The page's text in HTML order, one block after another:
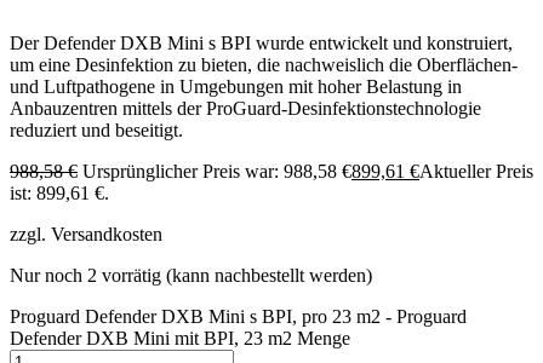
Der Defender DXB Mini s BPI wurde entwickelt und konstruiert,
um eine Desinfektion zu bieten, die nachweislich die Oberflächen-
und Luftpathogene in Umgebungen mit hoher Belastung in
Anbauzentren mittels der ProGuard-Desinfektionstechnologie
reduziert und beseitigt.
988,58€ Ursprünglicher Preis war: 988,58 €899,61 €Aktueller Preis
ist: 899,61 €.
zzgl. Versandkosten
Nur noch 2 vorrätig (kann nachbestellt werden)
Proguard Defender DXB Mini s BPI, pro 23 m2 - Proguard
Defender DXB Mini mit BPI, 23 m2 Menge